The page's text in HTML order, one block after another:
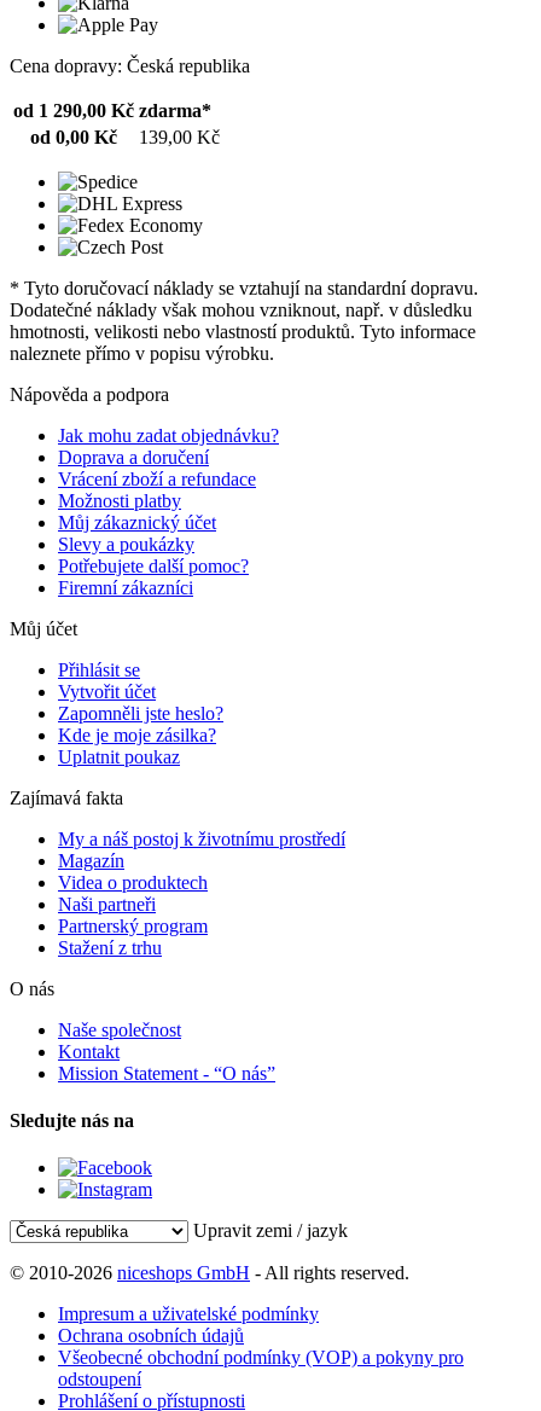
Cena dopravy: Česká republika
od 1 290,00 Kč zdarma*
od 0,00 Kč
139,00 Kč
* Tyto doručovací náklady se vztahují na standardní dopravu.
Dodatečné náklady však mohou vzniknout, např. v důsledku
hmotnosti, velikosti nebo vlastností produktů. Tyto informace
naleznete přímo v popisu výrobku.
Nápověda a podpora
Jak mohu zadat objednávku?
Doprava a doručení
Vrácení zboží a refundace
Možnosti platby
Můj zákaznický účet
Slevy a poukázky
Potřebujete další pomoc?
Firemní zákazníci
Můj účet
Přihlásit se
Vytvořit účet
Zapomněli jste heslo?
Kde je moje zásilka?
Uplatnit poukaz
Zajímavá fakta
My a náš postoj k životnímu prostředí
Magazín
Videa o produktech
Naši partneři
Partnerský program
Stažení z trhu
O nás
Naše společnost
Kontakt
Mission Statement - “O nás”
Sledujte nás na
Upravit zemi / jazyk
© 2010-2026 niceshops GmbH - All rights reserved.
Impresum a uživatelské podmínky
Ochrana osobních údajů
Všeobecné obchodní podmínky (VOP) a pokyny pro
odstoupení
Prohlášení o přístupnosti